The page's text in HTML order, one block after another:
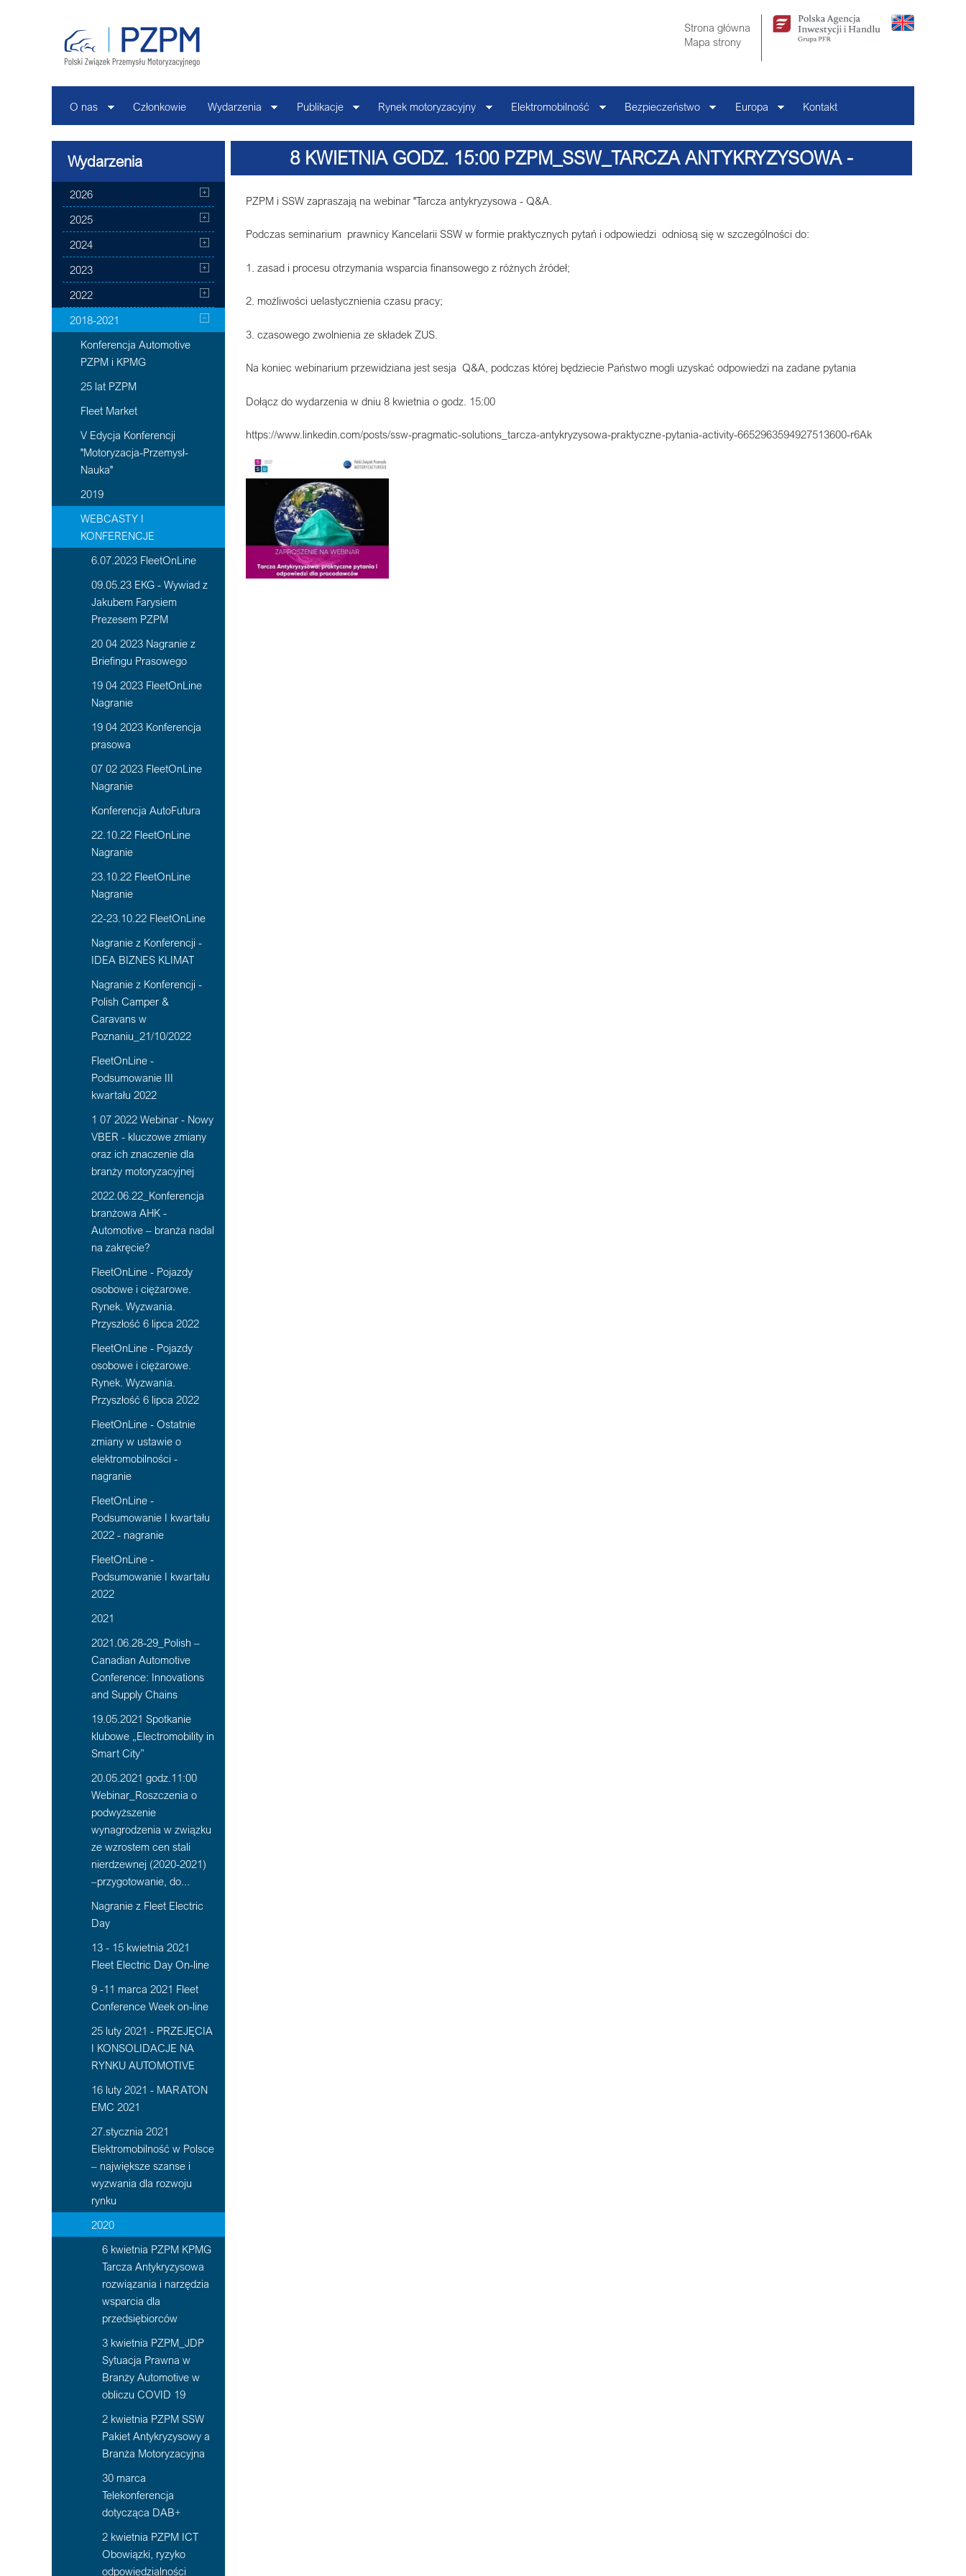
Strona główna
Mapa strony
O nas Członkowie Wydarzenia Publikacje Rynek motoryzacyjny Elektromobilność Bezpieczeństwo Europa Kontakt
Wydarzenia
2026
2025
2024
2023
2022
2018-2021
Konferencja Automotive
PZPM i KPMG
25 lat PZPM
Fleet Market
V Edycja Konferencji
"Motoryzacja-Przemysł-
Nauka"
2019
WEBCASTY I
KONFERENCJE
6.07.2023 FleetOnLine
09.05.23 EKG - Wywiad z
Jakubem Farysiem
Prezesem PZPM
20 04 2023 Nagranie z
Briefingu Prasowego
19 04 2023 FleetOnLine
Nagranie
19 04 2023 Konferencja
prasowa
07 02 2023 FleetOnLine
Nagranie
Konferencja AutoFutura
22.10.22 FleetOnLine
Nagranie
23.10.22 FleetOnLine
Nagranie
22-23.10.22 FleetOnLine
Nagranie z Konferencji -
IDEA BIZNES KLIMAT
Nagranie z Konferencji -
Polish Camper &
Caravans w
Poznaniu_21/10/2022
FleetOnLine -
Podsumowanie III
kwartału 2022
1 07 2022 Webinar - Nowy
VBER - kluczowe zmiany
oraz ich znaczenie dla
branży motoryzacyjnej
2022.06.22_Konferencja
branżowa AHK -
Automotive – branża nadal
na zakręcie?
FleetOnLine - Pojazdy
osobowe i ciężarowe.
Rynek. Wyzwania.
Przyszłość 6 lipca 2022
FleetOnLine - Pojazdy
osobowe i ciężarowe.
Rynek. Wyzwania.
Przyszłość 6 lipca 2022
FleetOnLine - Ostatnie
zmiany w ustawie o
elektromobilności -
nagranie
FleetOnLine -
Podsumowanie I kwartału
2022 - nagranie
FleetOnLine -
Podsumowanie I kwartału
2022
2021
2021.06.28-29_Polish –
Canadian Automotive
Conference: Innovations
and Supply Chains
19.05.2021 Spotkanie
klubowe „Electromobility in
Smart City”
20.05.2021 godz.11:00
Webinar_Roszczenia o
podwyższenie
wynagrodzenia w związku
ze wzrostem cen stali
nierdzewnej (2020-2021)
–przygotowanie, do...
Nagranie z Fleet Electric
Day
13 - 15 kwietnia 2021
Fleet Electric Day On-line
9 -11 marca 2021 Fleet
Conference Week on-line
25 luty 2021 - PRZEJĘCIA
I KONSOLIDACJE NA
RYNKU AUTOMOTIVE
16 luty 2021 - MARATON
EMC 2021
27.stycznia 2021
Elektromobilność w Polsce
– największe szanse i
wyzwania dla rozwoju
rynku
2020
6 kwietnia PZPM KPMG
Tarcza Antykryzysowa
rozwiązania i narzędzia
wsparcia dla
przedsiębiorców
3 kwietnia PZPM_JDP
Sytuacja Prawna w
Branży Automotive w
obliczu COVID 19
2 kwietnia PZPM SSW
Pakiet Antykryzysowy a
Branża Motoryzacyjna
30 marca
Telekonferencja
dotycząca DAB+
2 kwietnia PZPM ICT
Obowiązki, ryzyko
odpowiedzialności
8 KWIETNIA GODZ. 15:00 PZPM_SSW_TARCZA ANTYKRYZYSOWA -
PRAKTYCZNE PYTANIA I ODPOWIEDZI DLA PRACOWDAWCÓW
PZPM i SSW zapraszają na webinar "Tarcza antykryzysowa - Q&A.
Podczas seminarium prawnicy Kancelarii SSW w formie praktycznych pytań i odpowiedzi odniosą się w szczególności do:
1. zasad i procesu otrzymania wsparcia finansowego z różnych źródeł;
2. możliwości uelastycznienia czasu pracy;
3. czasowego zwolnienia ze składek ZUS.
Na koniec webinarium przewidziana jest sesja Q&A, podczas której będziecie Państwo mogli uzyskać odpowiedzi na zadane pytania
Dołącz do wydarzenia w dniu 8 kwietnia o godz. 15:00
https://www.linkedin.com/posts/ssw-pragmatic-solutions_tarcza-antykryzysowa-praktyczne-pytania-activity-6652963594927513600-r6Ak